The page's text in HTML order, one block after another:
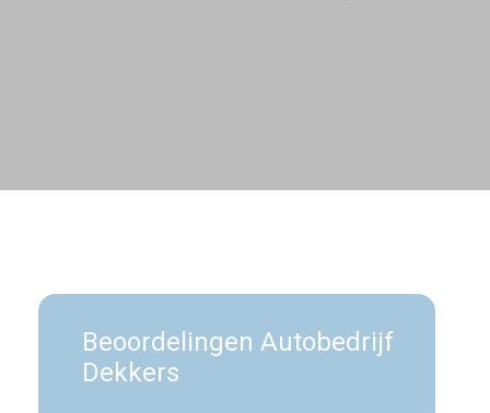
Beoordelingen Autobedrijf
Dekkers